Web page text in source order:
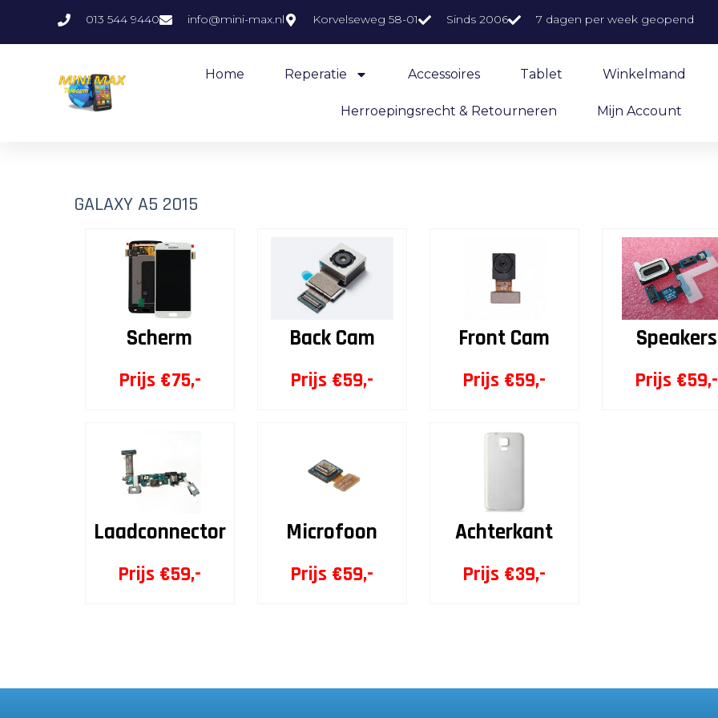
013 544 9440 info@mini-max.nl Korvelseweg 58-01 Sinds 2006 7 dagen per week geopend
Home Reperatie Accessoires Tablet Winkelmand
Herroepingsrecht & Retourneren Mijn Account
GALAXY A5 2015
Scherm
Prijs €75,-
Back Cam
Prijs €59,-
Front Cam
Prijs €59,-
Speakers
Prijs €59,-
Laadconnector
Prijs €59,-
Microfoon
Prijs €59,-
Achterkant
Prijs €39,-